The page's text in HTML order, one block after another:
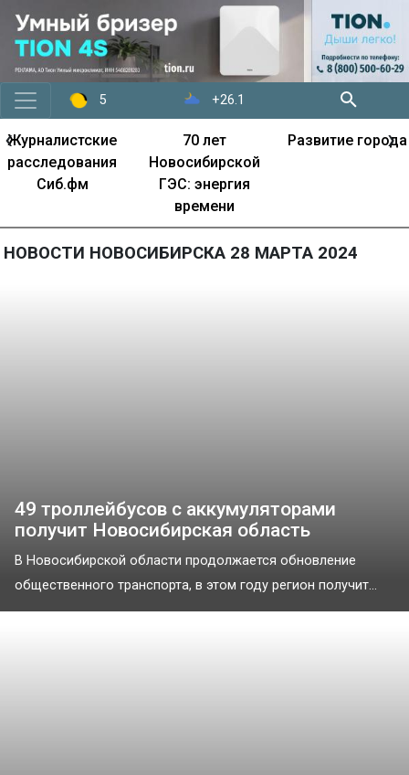
5 +26.1
Журналистские
расследования
Сиб.фм
70 лет
Новосибирской
ГЭС: энергия
времени
Развитие города
‹ ›
НОВОСТИ НОВОСИБИРСКА 28 МАРТА 2024
49 троллейбусов с аккумуляторами
получит Новосибирская область
В Новосибирской области продолжается обновление
общественного транспорта, в этом году регион получит...